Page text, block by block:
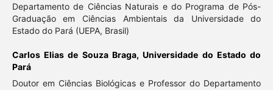
Departamento de Ciências Naturais e do Programa de Pós-
Graduação em Ciências Ambientais da Universidade do
Estado do Pará (UEPA, Brasil)
Carlos Elias de Souza Braga,Universidade do Estado do
Pará
Doutor em Ciências Biológicas e Professor do Departamento